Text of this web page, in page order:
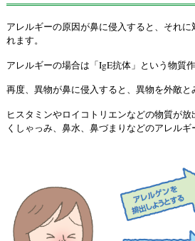
アレルギーの原因が鼻に侵入すると、それ
れます。
アレルギーの場合は「IgE抗体」という物質作
再度、異物が鼻に侵入すると、異物を外敵と
ヒスタミンやロイコトリエンなどの物質が
くしゃっみ、鼻水、鼻づまりなどのアレルギ